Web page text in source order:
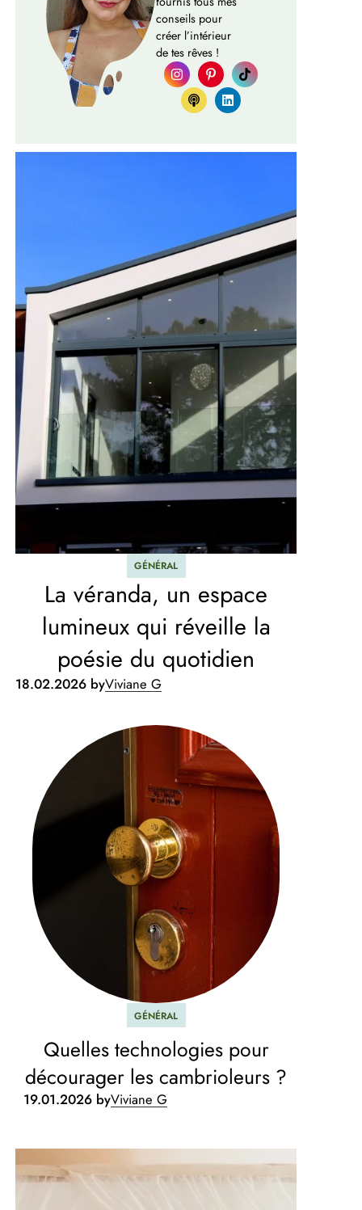
conseils pour
créer l’intérieur
de tes rêves !
GÉNÉRAL
La véranda, un espace
lumineux qui réveille la
poésie du quotidien
18.02.2026 byViviane G
GÉNÉRAL
Quelles technologies pour
décourager les cambrioleurs ?
19.01.2026 byViviane G